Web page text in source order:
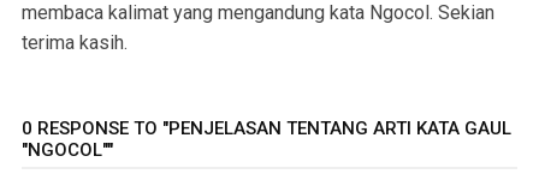
membaca kalimat yang mengandung kata Ngocol. Sekian
terima kasih.
0 RESPONSE TO "PENJELASAN TENTANG ARTI KATA GAUL
"NGOCOL""